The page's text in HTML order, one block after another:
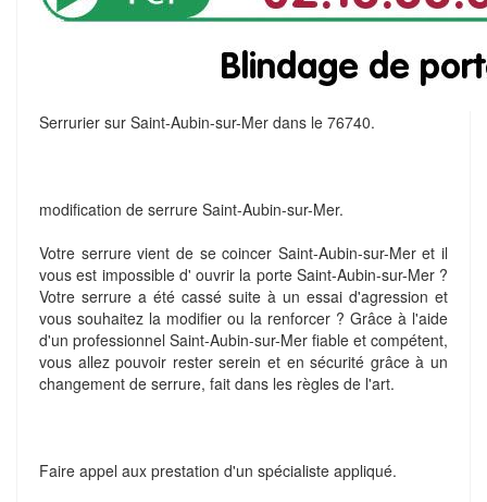
Serrurier sur Saint-Aubin-sur-Mer dans le 76740.
modification de serrure Saint-Aubin-sur-Mer.
Votre serrure vient de se coincer Saint-Aubin-sur-Mer et il
vous est impossible d' ouvrir la porte Saint-Aubin-sur-Mer ?
Votre serrure a été cassé suite à un essai d'agression et
vous souhaitez la modifier ou la renforcer ? Grâce à l'aide
d'un professionnel Saint-Aubin-sur-Mer fiable et compétent,
vous allez pouvoir rester serein et en sécurité grâce à un
changement de serrure, fait dans les règles de l'art.
Faire appel aux prestation d'un spécialiste appliqué.